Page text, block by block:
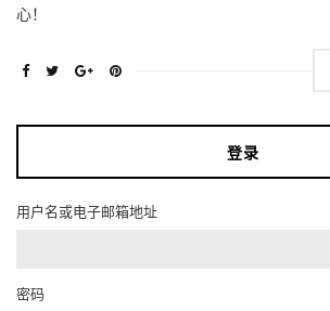
心！
登录
用户名或电子邮箱地址
密码